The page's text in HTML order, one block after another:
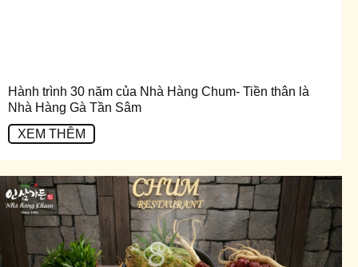
Hành trình 30 năm của Nhà Hàng Chum- Tiền thân là
Nhà Hàng Gà Tần Sâm
XEM THÊM